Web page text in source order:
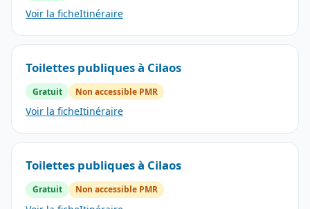
Voir la ficheItinéraire
Toilettes publiques à Cilaos
Gratuit Non accessible PMR
Voir la ficheItinéraire
Toilettes publiques à Cilaos
Gratuit Non accessible PMR